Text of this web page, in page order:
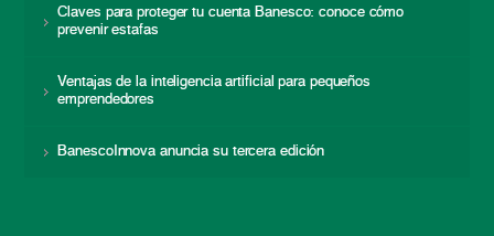
Claves para proteger tu cuenta Banesco: conoce cómo
prevenir estafas
Ventajas de la inteligencia artificial para pequeños
emprendedores
BanescoInnova anuncia su tercera edición